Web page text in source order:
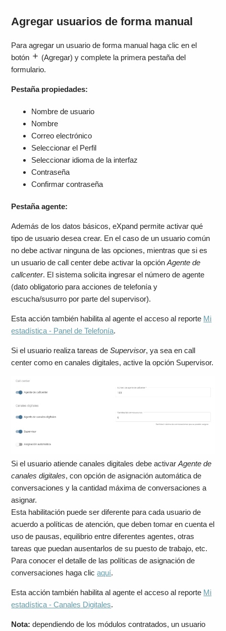
Agregar usuarios de forma manual
Para agregar un usuario de forma manual haga clic en el
botón
(Agregar) y complete la primera pestaña del
formulario.
Pestaña propiedades:
Nombre de usuario
Nombre
Correo electrónico
Seleccionar el Perfil
Seleccionar idioma de la interfaz
Contraseña
Confirmar contraseña
Pestaña agente:
Además de los datos básicos, eXpand permite activar qué
tipo de usuario desea crear. En el caso de un usuario común
no debe activar ninguna de las opciones, mientras que si es
un usuario de call center debe activar la opciónAgente de
callcenter. El sistema solicita ingresar el número de agente
(dato obligatorio para acciones de telefonía y
escucha/susurro por parte del supervisor).
Esta acción también habilita al agente el acceso al reporte Mi
estadística - Panel de Telefonía.
Si el usuario realiza tareas deSupervisor, ya sea en call
center como en canales digitales, active la opción Supervisor.
Si el usuario atiende canales digitales debe activarAgente de
canales digitales, con opción de asignación automática de
conversaciones y la cantidad máxima de conversaciones a
asignar.
Esta habilitación puede ser diferente para cada usuario de
acuerdo a políticas de atención, que deben tomar en cuenta el
uso de pausas, equilibrio entre diferentes agentes, otras
tareas que puedan ausentarlos de su puesto de trabajo, etc.
Para conocer el detalle de las políticas de asignación de
conversaciones haga clicaquí.
Esta acción también habilita al agente el acceso al reporte Mi
estadística - Canales Digitales.
Nota: dependiendo de los módulos contratados, un usuario